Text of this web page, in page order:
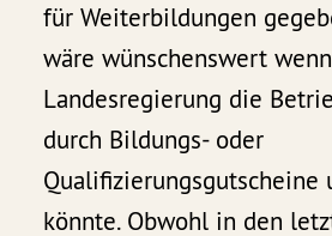
für Weiterbildungen
wäre wünschenswert
Landesregierung die
durch Bildungs- oder
Qualifizierungsgutscheine
könnte. Obwohl in den